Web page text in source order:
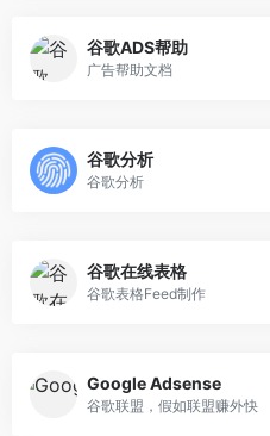
谷歌ADS帮助
广告帮助文档
谷歌分析
谷歌分析
谷歌在线表格
谷歌表格Feed制作
Google Adsense
谷歌联盟，假如联盟赚外快